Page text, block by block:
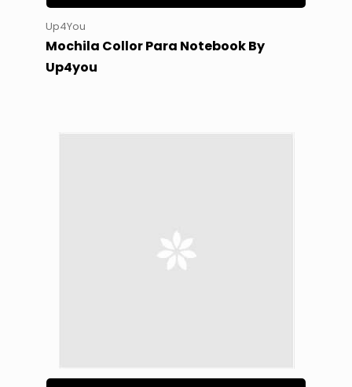
Up4You
Mochila Collor Para Notebook By
Up4you